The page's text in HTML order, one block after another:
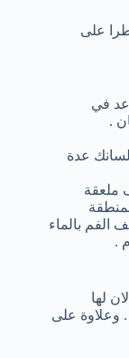
على
في
.
عدة
ملعقة
ثم شطف الفم بالماء
لها
وعلاوة على